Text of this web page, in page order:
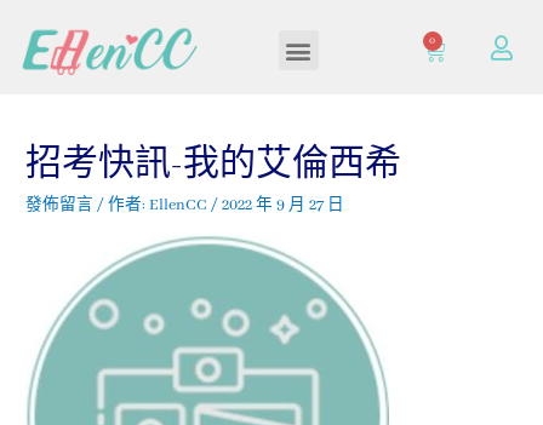
0
招考快訊-我的艾倫西希
發佈留言 / 作者:EllenCC/2022 年 9 月 27 日